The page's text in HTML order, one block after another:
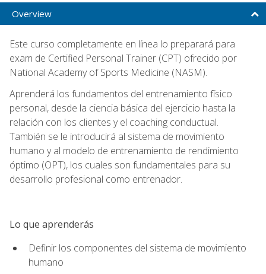
Overview
Este curso completamente en línea lo preparará para
exam de Certified Personal Trainer (CPT) ofrecido por
National Academy of Sports Medicine (NASM).
Aprenderá los fundamentos del entrenamiento físico
personal, desde la ciencia básica del ejercicio hasta la
relación con los clientes y el coaching conductual.
También se le introducirá al sistema de movimiento
humano y al modelo de entrenamiento de rendimiento
óptimo (OPT), los cuales son fundamentales para su
desarrollo profesional como entrenador.
Lo que aprenderás
Definir los componentes del sistema de movimiento
humano